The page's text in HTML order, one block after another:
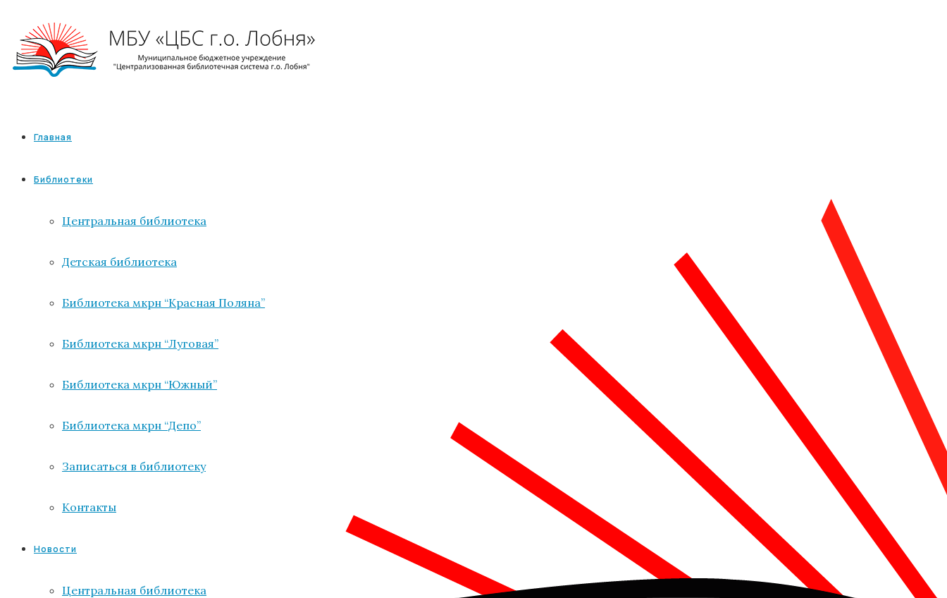
Главная
Библиотеки
Центральная библиотека
Детская библиотека
Библиотека мкрн “Красная Поляна”
Библиотека мкрн “Луговая”
Библиотека мкрн “Южный”
Библиотека мкрн “Депо”
Записаться в библиотеку
Контакты
Новости
Центральная библиотека